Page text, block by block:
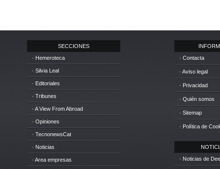
SECCIONES
· Hemeroteca
· Silvia Leal
· Editoriales
· Tribunes
· A View From Abroad
· Opiniones
· TecnonewsCat
· Noticias
· Area empresas
· Contacta
· Aviso legal
· Privacidad
· Quién somos
· Sitemap
· Política de
· Noticias de